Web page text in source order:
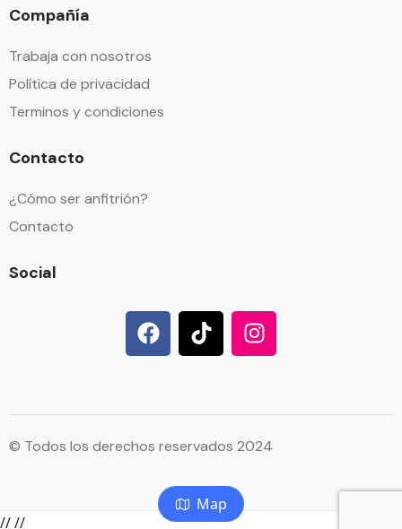
Map
Compañía
Trabaja con nosotros
Política de privacidad
Terminos y condiciones
Contacto
¿Cómo ser anfitrión?
Contacto
Social
© Todos los derechos reservados 2024
////